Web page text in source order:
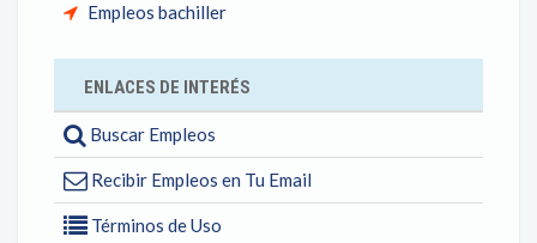
Empleos bachiller
ENLACES DE INTERÉS
Buscar Empleos
Recibir Empleos en Tu Email
Términos de Uso